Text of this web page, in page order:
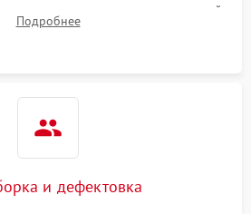
1000 ₽
1000 ₽
1000 ₽ Подробнее →
яркости и четкости прицельной
режимах. Выявление проблем с
Подробнее
и дефектовка